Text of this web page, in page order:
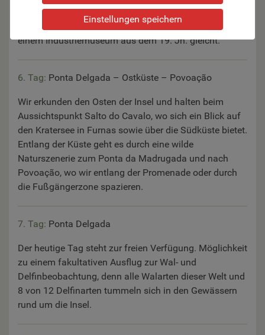
Beeindruckend ist der Besuch einer der letzten
europäischen Teeplantagen, deren kleine Fabrikhalle
einem Industriemuseum aus dem 19. Jh. gleicht.
6. Tag: Ponta Delgada – Ostküste – Povoação
Wir erkunden den Osten der Insel und halten beim
Aussichtspunkt Salto do Cavalo, wo sich ein Blick auf
den Kratersee in Furnas sowie über die Südküste bietet.
Entlang der Küste geht es durch eine wilde
Naturszenerie zum Ponta da Madrugada und nach
Povoação, wo wir entlang der Promenade oder durch
die Fußgängerzone spazieren.
7. Tag: Ponta Delgada
Der heutige Tag steht zur freien Verfügung. Möglichkeit
zu einem fakultativen Ausflug zur Wal- und
Delfinbeobachtung, denn alle Walarten dieser Welt und
8 von 12 Delfinarten tummeln sich in den Gewässern
rund um die Insel.
Einstellungen speichern